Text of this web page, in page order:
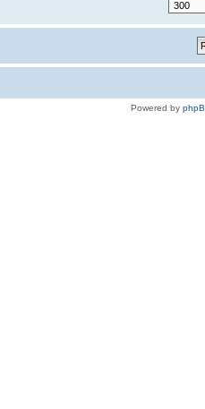
Powered by